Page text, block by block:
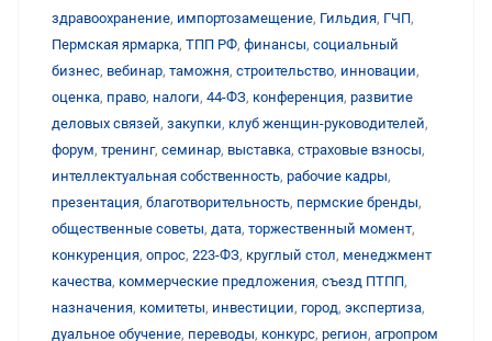
здравоохранение, импортозамещение, Гильдия, ГЧП,
Пермская ярмарка, ТПП РФ, финансы, социальный
бизнес, вебинар, таможня, строительство, инновации,
оценка, право, налоги, 44-ФЗ, конференция, развитие
деловых связей, закупки, клуб женщин-руководителей,
форум, тренинг, семинар, выставка, страховые взносы,
интеллектуальная собственность, рабочие кадры,
презентация, благотворительность, пермские бренды,
общественные советы, дата, торжественный момент,
конкуренция, опрос, 223-ФЗ, круглый стол, менеджмент
качества, коммерческие предложения, съезд ПТПП,
назначения, комитеты, инвестиции, город, экспертиза,
дуальное обучение, переводы, конкурс, регион, агропром